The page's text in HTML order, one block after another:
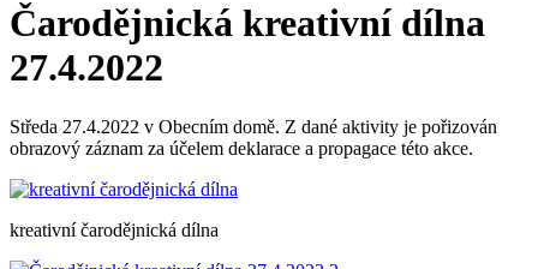
Čarodějnická kreativní dílna
27.4.2022
Středa 27.4.2022 v Obecním domě. Z dané aktivity je pořizován
obrazový záznam za účelem deklarace a propagace této akce.
kreativní čarodějnická dílna